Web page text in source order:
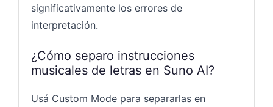
significativamente los errores de
interpretación.
¿Cómo separo instrucciones
musicales de letras en Suno AI?
Usá Custom Mode para separarlas en